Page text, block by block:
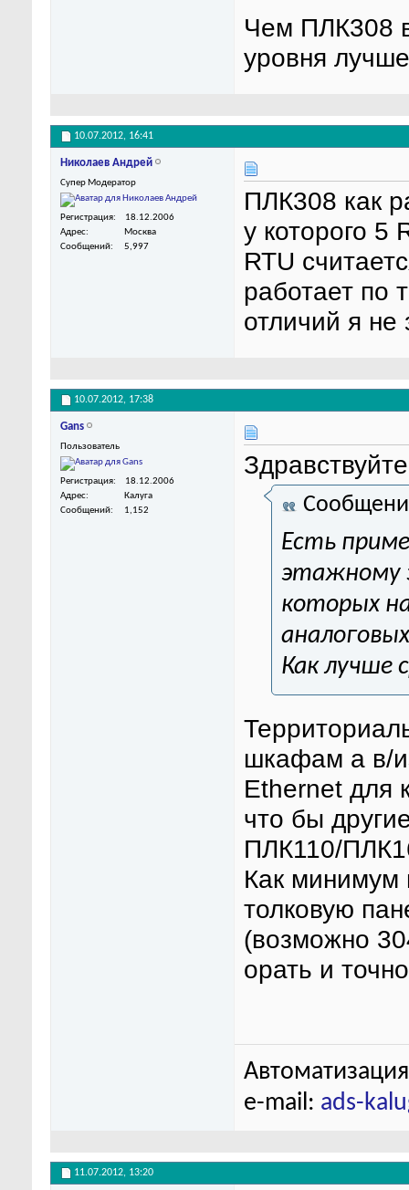
Чем ПЛК308
уровня
10.07.2012, 16:41
Николаев Андрей
Супер Модератор
Регистрация
18.12.2006
Адрес
Москва
Сообщений
5,997
ПЛК308 как
у которого 5
RTU
работает по
отличий я не
10.07.2012, 17:38
Gans
Пользователь
Регистрация
18.12.2006
Адрес
Калуга
Сообщений
1,152
Есть
этажному
которых
Как лучше
шкафам а в/
Ethernet для
что бы
ПЛК110/
Как минимум
толковую
(возможно
орать и
e-mail: ads-
11.07.2012, 13:20